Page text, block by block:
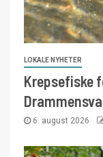
LOKALE NYHETER
Krepsefiske
6. august 2026